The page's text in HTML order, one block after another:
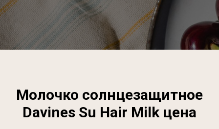
Молочко солнцезащитное
Davines Su Hair Milk цена